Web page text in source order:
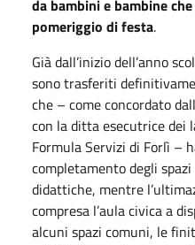
da bambini e bambine
pomeriggio di festa.
Già dall’inizio dell’anno
sono trasferiti
che – come concordato
con la ditta esecutrice dei
Formula Servizi di Forlì –
completamento degli
didattiche, mentre
compresa l’aula civica a
alcuni spazi comuni, le